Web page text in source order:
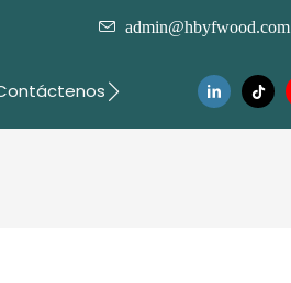
admin@hbyfwood.com